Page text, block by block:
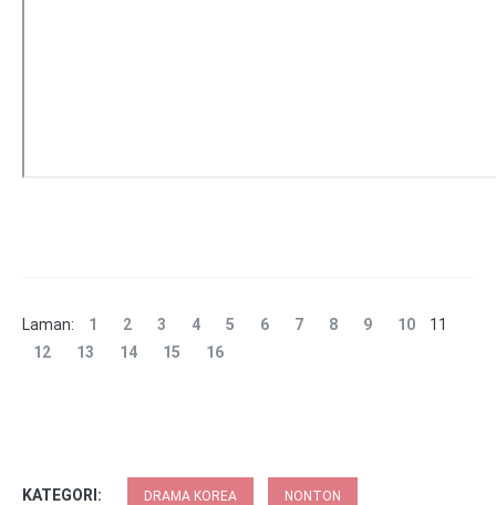
Laman: 1 2 3 4 5 6 7 8 9 10
11
12
13 14 15 16
KATEGORI: DRAMA KOREA NONTON